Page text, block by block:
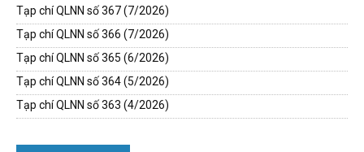
Tạp chí QLNN số 367 (7/2026)
Tạp chí QLNN số 366 (7/2026)
Tạp chí QLNN số 365 (6/2026)
Tạp chí QLNN số 364 (5/2026)
Tạp chí QLNN số 363 (4/2026)